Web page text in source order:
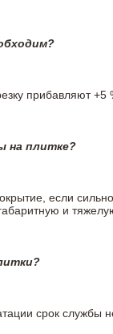
прибавляют +5
на плитке?
если
и
срок